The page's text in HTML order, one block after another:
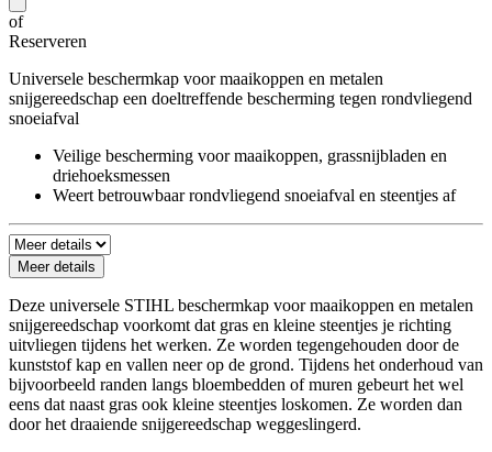
of
Reserveren
Universele beschermkap voor maaikoppen en metalen
snijgereedschap een doeltreffende bescherming tegen rondvliegend
snoeiafval
Veilige bescherming voor maaikoppen, grassnijbladen en
driehoeksmessen
Weert betrouwbaar rondvliegend snoeiafval en steentjes af
Meer details
Deze universele STIHL beschermkap voor maaikoppen en metalen
snijgereedschap voorkomt dat gras en kleine steentjes je richting
uitvliegen tijdens het werken. Ze worden tegengehouden door de
kunststof kap en vallen neer op de grond. Tijdens het onderhoud van
bijvoorbeeld randen langs bloembedden of muren gebeurt het wel
eens dat naast gras ook kleine steentjes loskomen. Ze worden dan
door het draaiende snijgereedschap weggeslingerd.